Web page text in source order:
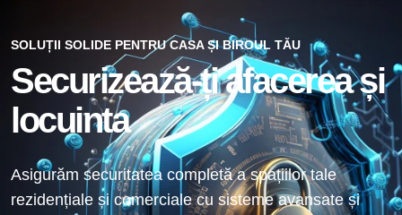
SOLUȚII SOLIDE PENTRU CASA ȘI BIROUL TĂU
Securizează-ți afacerea și
locuinta
Asigurăm securitatea completă a spațiilor tale
rezidențiale și comerciale cu sisteme avansate și